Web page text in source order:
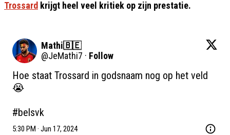
Trossard krijgt heel veel kritiek op zijn prestatie.
Mathi🇧🇪
@JeMathi7 · Follow
Hoe staat Trossard in godsnaam nog op het veld
😭
#belsvk
5:30 PM · Jun 17, 2024